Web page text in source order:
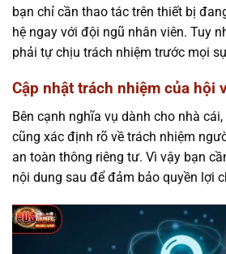
bạn chỉ cần thao tác trên thiết bị
hệ ngay với đội ngũ nhân viên. Tuy
phải tự chịu trách nhiệm trước mọi
Cập nhật trách nhiệm của hội
Bên cạnh nghĩa vụ dành cho nhà
cũng xác định rõ về trách nhiệm
an toàn thông riêng tư. Vì vậy bạn
nội dung sau để đảm bảo quyền lợi